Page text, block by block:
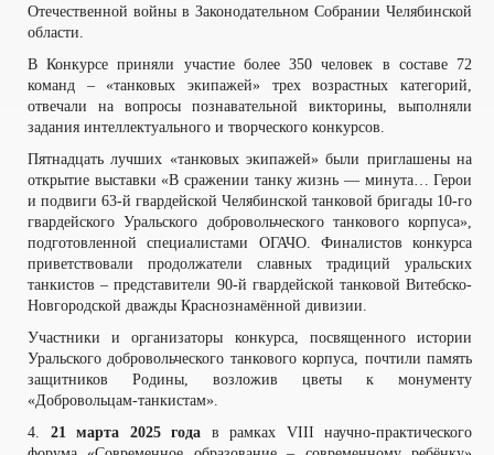
Отечественной войны в Законодательном Собрании Челябинской
области.
В Конкурсе приняли участие более 350 человек в составе 72
команд – «танковых экипажей» трех возрастных категорий,
отвечали на вопросы познавательной викторины, выполняли
задания интеллектуального и творческого конкурсов.
Пятнадцать лучших «танковых экипажей» были приглашены на
открытие выставки «В сражении танку жизнь — минута… Герои
и подвиги 63-й гвардейской Челябинской танковой бригады 10-го
гвардейского Уральского добровольческого танкового корпуса»,
подготовленной специалистами ОГАЧО. Финалистов конкурса
приветствовали продолжатели славных традиций уральских
танкистов – представители 90-й гвардейской танковой Витебско-
Новгородской дважды Краснознамённой дивизии.
Участники и организаторы конкурса, посвященного истории
Уральского добровольческого танкового корпуса, почтили память
защитников Родины, возложив цветы к монументу
«Добровольцам-танкистам».
4. 21 марта 2025 года в рамках VIII научно-практического